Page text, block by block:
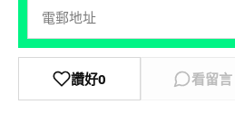
讚好0 看留言